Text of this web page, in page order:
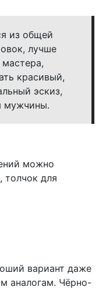
из общей
лучше
мастера,
красивый,
эскиз,
мужчины.
можно
толчок для
вариант даже
аналогам. Чёрно-